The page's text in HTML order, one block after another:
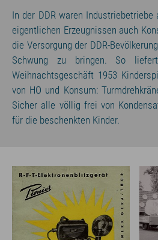
In der DDR waren Industriebetriebe
eigentlichen Erzeugnissen auch
die Versorgung der DDR-
Schwung zu bringen. So
Weihnachtsgeschäft 1953
von HO und Konsum:
Sicher alle völlig frei von
für die beschenkten Kinder.